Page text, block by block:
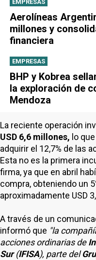
EMPRESAS
Aerolíneas
millones y
financiera
EMPRESAS
BHP y Kobrea
la exploración de
Mendoza
La reciente operación
USD 6,6 millones, lo
adquirir el 12,7% de las
Esta no es la primera
firma, ya que en abril
compra, obteniendo un
aproximadamente USD
A través de un
informó que "la
acciones ordinarias de
Sur(IFISA), parte del